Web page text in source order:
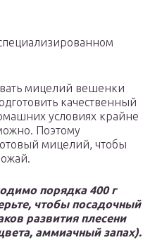
мицелий вешенки
качественный
условиях крайне
Поэтому
мицелий, чтобы
порядка 400 г
чтобы посадочный
развития плесени
аммиачный запах).